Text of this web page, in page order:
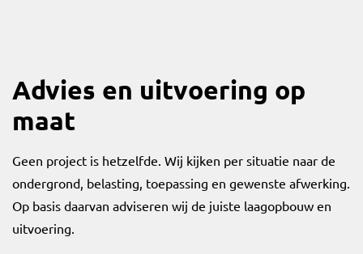
Advies en uitvoering op
maat
Geen project is hetzelfde. Wij kijken per situatie naar de
ondergrond, belasting, toepassing en gewenste afwerking.
Op basis daarvan adviseren wij de juiste laagopbouw en
uitvoering.